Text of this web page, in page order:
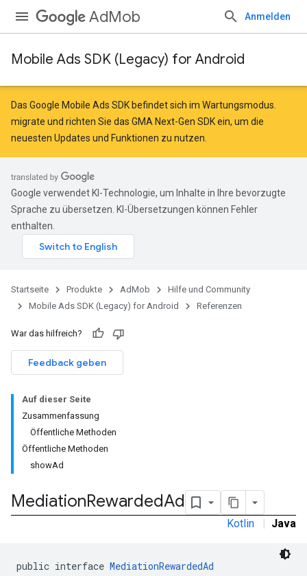
AdMob Anmelden
Mobile Ads SDK (Legacy) for Android
Das Google Mobile Ads SDK befindet sich im Wartungsmodus.
migrate und richten Sie das GMA Next-Gen SDK ein, um die
neuesten Updates und Funktionen zu nutzen.
Google verwendet KI-Technologie, um Inhalte in Ihre bevorzugte
Sprache zu übersetzen. KI-Übersetzungen können Fehler
enthalten.
Startseite Produkte AdMob
Hilfe und Community
Mobile Ads SDK (Legacy) for Android
Referenzen
War das hilfreich?
Feedback geben
Auf dieser Seite
Zusammenfassung
Öffentliche Methoden
Öffentliche Methoden
showAd
MediationRewardedAd
Kotlin | Java
public interface MediationRewardedAd